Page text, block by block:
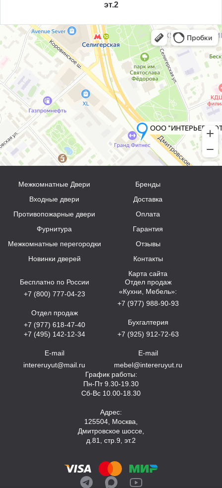
эт.2
Межкомнатные Двери
Входные двери
Противопожарные двери
Фурнитура
Межкомнатные перегородки
Новинки дверей
Бренды
Доставка
Оплата
Гарантия
Отзывы
Контакты
Карта сайта
Бесплатно по России
+7 (800) 777-04-23
Отдел продаж
+7 (977) 618-47-40
+7 (495) 142-12-34
E-mail
intereruyut@mail.ru
Отдел продаж
«Кухни, Мебель»:
+7 (977) 988-90-93
Бухгалтерия
+7 (925) 912-72-63
E-mail
mebel@intereruyut.ru
График работы:
Пн-Пт 9.30-19.30
Сб-Вс 10.00-18.30
Адрес:
125504, Москва,
Дмитровское шоссе,
д.81, стр.9, эт.2